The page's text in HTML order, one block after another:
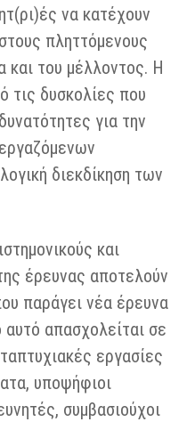
να κατέχουν
πληττόμενους
και του μέλλοντος. Η
τις δυσκολίες που
για την
διεκδίκηση των
και
έρευνας αποτελούν
παράγει νέα έρευνα
απασχολείται σε
εργασίες
υποψήφιοι
συμβασιούχοι